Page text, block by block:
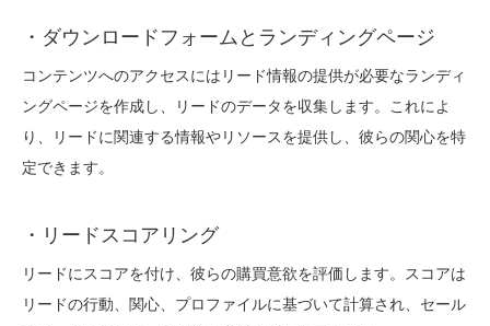
・ダウンロードフォームとランディングページ
コンテンツへのアクセスにはリード情報の提供が必要なランディ
ングページを作成し、リードのデータを収集します。これによ
り、リードに関連する情報やリソースを提供し、彼らの関心を特
定できます。
・リードスコアリング
リードにスコアを付け、彼らの購買意欲を評価します。スコアは
リードの行動、関心、プロファイルに基づいて計算され、セール